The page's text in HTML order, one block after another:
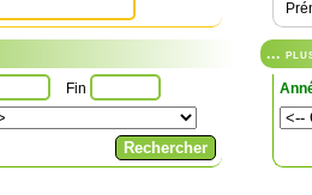
Fin
...